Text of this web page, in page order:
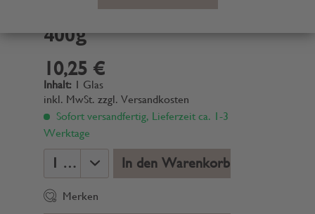
ZHS Ketchup mild
400g
10,25 €
Inhalt: 1 Glas
inkl. MwSt. zzgl. Versandkosten
Sofort versandfertig, Lieferzeit ca. 1-3
Werktage
In den Warenkorb
Merken